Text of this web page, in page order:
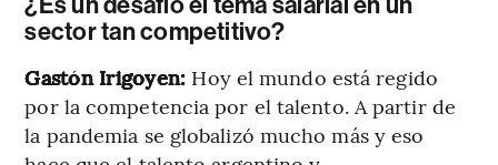
sector tan competitivo?
Gastón Irigoyen: Hoy el mundo está regido
por la competencia por el talento. A partir de
la pandemia se globalizó mucho más y eso